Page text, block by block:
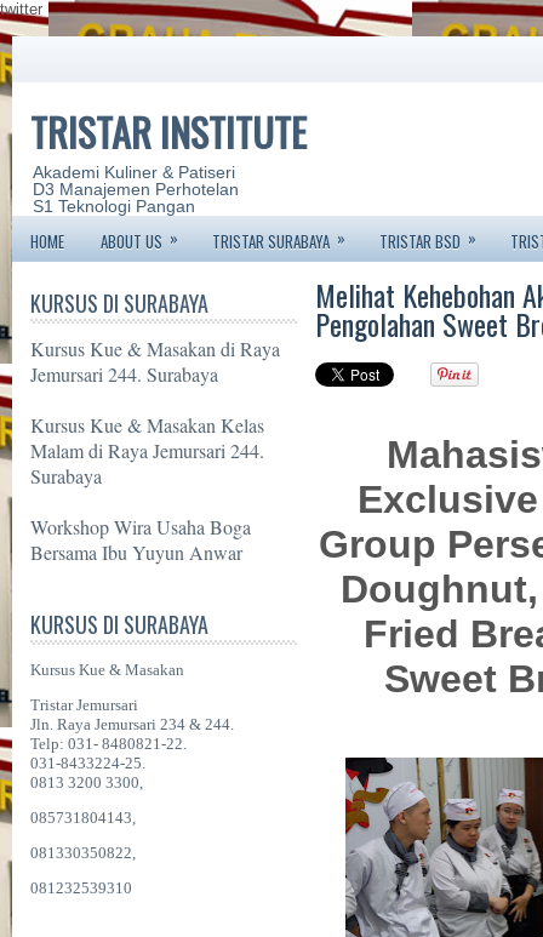
twitter
TRISTAR INSTITUTE
Akademi Kuliner & Patiseri
D3 Manajemen Perhotelan
S1 Teknologi Pangan
HOME ABOUT US » TRISTAR SURABAYA » TRISTAR BSD »
KURSUS DI SURABAYA
Kursus Kue & Masakan di Raya
Jemursari 244. Surabaya
Kursus Kue & Masakan Kelas
Malam di Raya Jemursari 244.
Surabaya
Workshop Wira Usaha Boga
Bersama Ibu Yuyun Anwar
KURSUS DI SURABAYA
Kursus Kue & Masakan
Tristar Jemursari
Jln. Raya Jemursari 234 & 244.
Telp: 031- 8480821-22.
031-8433224-25.
0813 3200 3300,
085731804143,
081330350822,
081232539310
Melihat Kehebohan
Pengolahan Sweet
Group
Fried
Sweet